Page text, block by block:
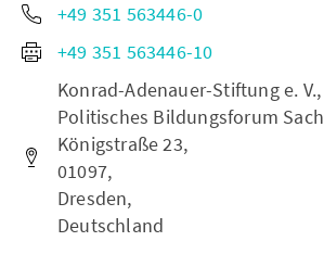
+49 351 563446-0
+49 351 563446-10
Konrad-Adenauer-Stiftung e. V.,
Politisches Bildungsforum
Königstraße 23,
01097,
Dresden,
Deutschland